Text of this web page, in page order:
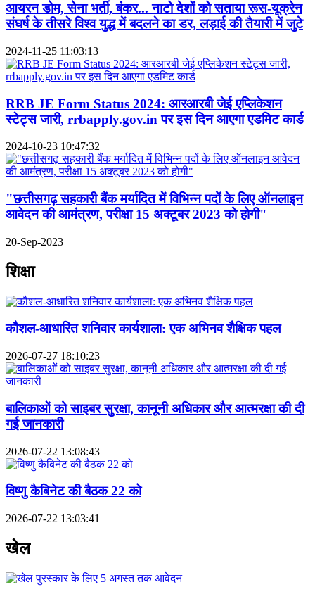
आयरन डोम, सेना भर्ती, बंकर... नाटो देशों को सताया रूस-यूक्रेन
संघर्ष के तीसरे विश्व युद्ध में बदलने का डर, लड़ाई की तैयारी में जुटे
2024-11-25 11:03:13
RRB JE Form Status 2024: आरआरबी जेई एप्लिकेशन
स्टेट्स जारी, rrbapply.gov.in पर इस दिन आएगा एडमिट कार्ड
2024-10-23 10:47:32
"छत्तीसगढ़ सहकारी बैंक मर्यादित में विभिन्न पदों के लिए ऑनलाइन
आवेदन की आमंत्रण, परीक्षा 15 अक्टूबर 2023 को होगी"
20-Sep-2023
शिक्षा
कौशल-आधारित शनिवार कार्यशाला: एक अभिनव शैक्षिक पहल
2026-07-27 18:10:23
बालिकाओं को साइबर सुरक्षा, कानूनी अधिकार और आत्मरक्षा की दी
गई जानकारी
2026-07-22 13:08:43
विष्णु कैबिनेट की बैठक 22 को
2026-07-22 13:03:41
खेल